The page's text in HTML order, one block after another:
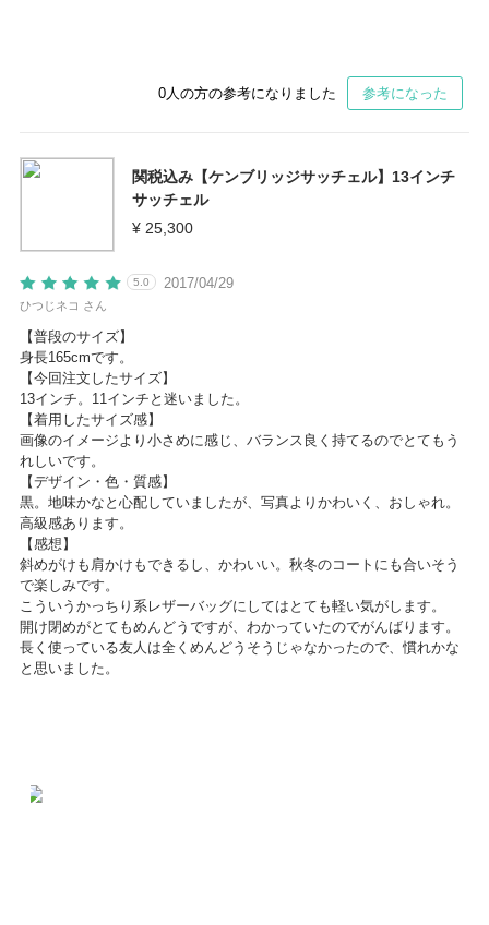
0 人の方の参考になりました 参考になった
関税込み【ケンブリッジサッチェル】13インチ
サッチェル
¥ 25,300
2017/04/29
5.0
ひつじネコ さん
【普段のサイズ】
身長165cmです。
【今回注文したサイズ】
13インチ。11インチと迷いました。
【着用したサイズ感】
画像のイメージより小さめに感じ、バランス良く持てるのでとてもう
れしいです。
【デザイン・色・質感】
黒。地味かなと心配していましたが、写真よりかわいく、おしゃれ。
高級感あります。
【感想】
斜めがけも肩かけもできるし、かわいい。秋冬のコートにも合いそう
で楽しみです。
こういうかっちり系レザーバッグにしてはとても軽い気がします。
開け閉めがとてもめんどうですが、わかっていたのでがんばります。
長く使っている友人は全くめんどうそうじゃなかったので、慣れかな
と思いました。